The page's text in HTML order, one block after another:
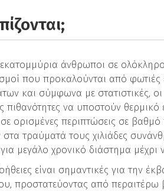
άνθρωποι σε
που προκαλούνται από
και σύμφωνα με στατιστικές,
πιθανότητες να υποστούν
ορισμένες περιπτώσεις σε
τραύματά τους χιλιάδες
μεγάλο χρονικό διάστημα μέχρι
είναι σημαντικές για την
προστατεύοντας από περαιτέρω